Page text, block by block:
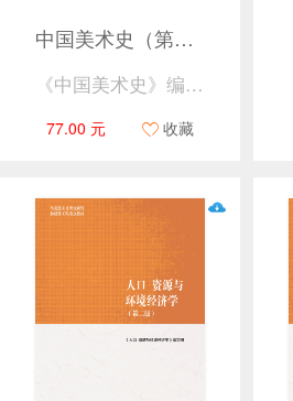
中国美术史（第二版）
《中国美术史》编写组
77.00 元 收藏